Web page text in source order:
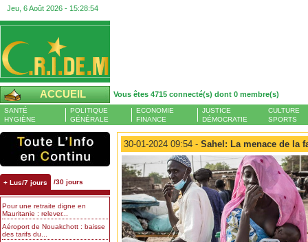
Jeu, 6 Août 2026 - 15:28:55
ACCUEIL Vous êtes 4715 connecté(s) dont 0 membre(s)
SANTÉ
HYGIÈNE
POLITIQUE
GÉNÉRALE
ECONOMIE
FINANCE
JUSTICE
DÉMOCRATIE
CULTURE
SPORTS
+ Lus/7 jours /30 jours
Pour une retraite digne en
Mauritanie : relever...
Aéroport de Nouakchott : baisse
des tarifs du...
30-01-2024 09:54 - Sahel: La menace de la